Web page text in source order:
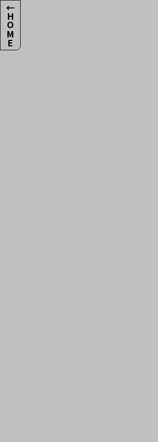
←HOME